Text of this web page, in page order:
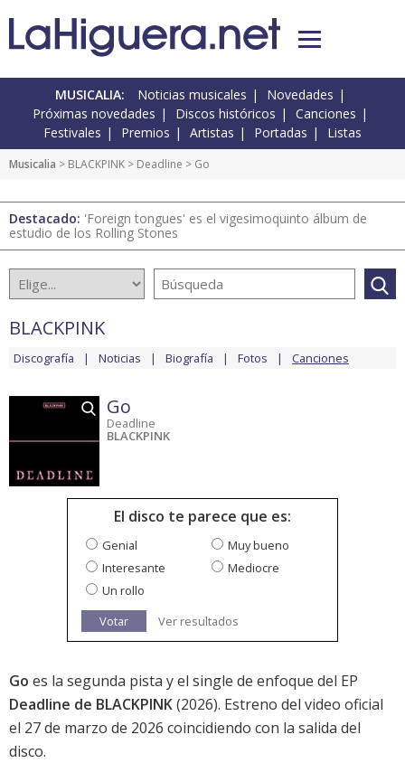
MUSICALIA: Noticias musicales
Novedades
Próximas novedades
Discos históricos
Canciones
Festivales
Premios Artistas Portadas Listas
Musicalia > BLACKPINK > Deadline > Go
Destacado: 'Foreign tongues' es el vigesimoquinto álbum de
estudio de los Rolling Stones
BLACKPINK
Discografía Noticias Biografía Fotos Canciones
Go
Deadline
BLACKPINK
El disco te parece que es:
Genial
Muy bueno
Interesante
Mediocre
Un rollo
Votar
Ver resultados
Go es la segunda pista y el single de enfoque del EP
Deadline de BLACKPINK(2026). Estreno del video oficial
el 27 de marzo de 2026 coincidiendo con la salida del
disco.